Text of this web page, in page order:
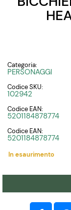
Categoria:
PERSONAGGI
Codice SKU:
102942
Codice EAN:
5201184878774
Codice EAN:
5201184878774
In esaurimento